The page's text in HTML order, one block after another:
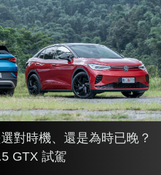
對時機、還是為時已晚？
GTX 試駕